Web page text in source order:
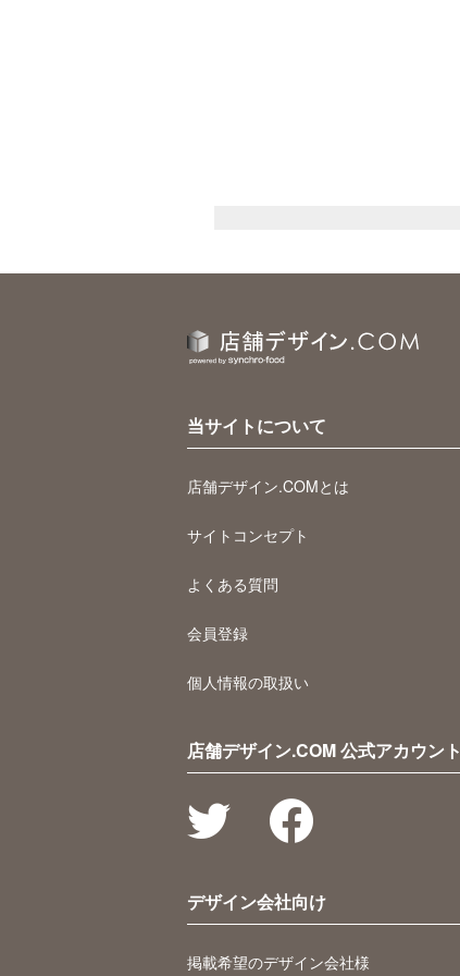
当サイトについて
店舗デザイン.COMとは
サイトコンセプト
よくある質問
会員登録
個人情報の取扱い
店舗デザイン.COM 公式アカウント
デザイン会社向け
掲載希望のデザイン会社様